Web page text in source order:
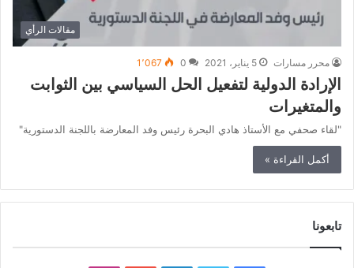
مقالات الرأي
محرر مسارات 5 يناير، 2021 0 1٬067
الإرادة الدولية لتفعيل الحل السياسي بين الثوابت
والمتغيرات
"لقاء صحفي مع الأستاذ هادي البحرة رئيس وفد المعارضة باللجنة الدستورية"
أكمل القراءة »
تابعونا